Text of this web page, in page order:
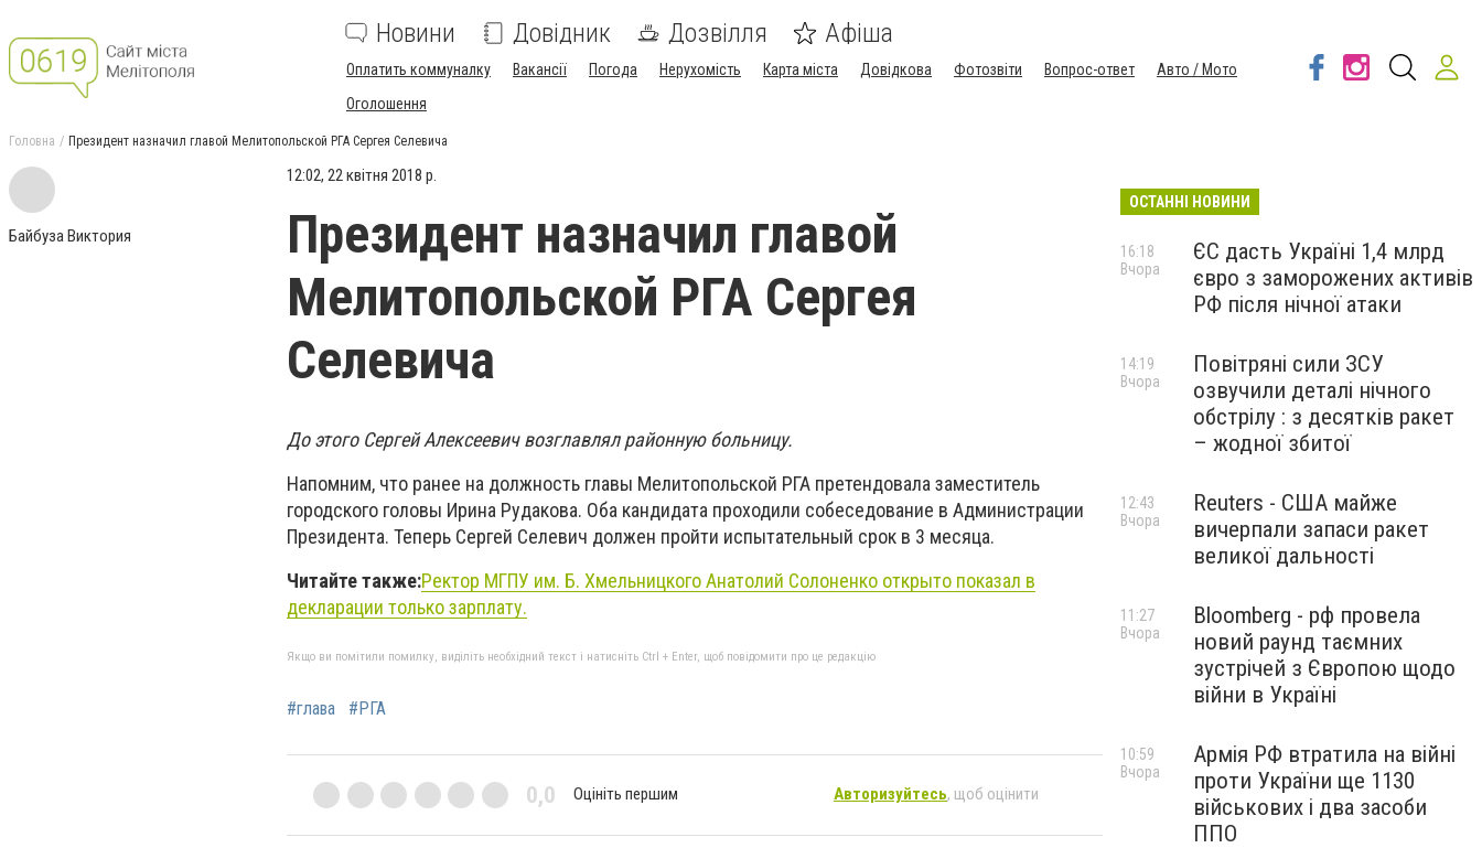
Новини Довідник Дозвілля Афіша
Оплатить коммуналку Вакансії Погода Нерухомість Карта міста Довідкова Фотозвіти Вопрос-ответ
Авто / Мото
Оголошення
Головна Президент назначил главой Мелитопольской РГА Сергея Селевича
Байбуза Виктория
12:02, 22 квітня 2018 р.
Президент назначил главой
Мелитопольской РГА Сергея
Селевича
До этого Сергей Алексеевич возглавлял районную больницу.
Напомним, что ранее на должность главы Мелитопольской РГА претендовала заместитель
городского головы Ирина Рудакова. Оба кандидата проходили собеседование в Администрации
Президента. Теперь Сергей Селевич должен пройти испытательный срок в 3 месяца.
Читайте также:Ректор МГПУ им. Б. Хмельницкого Анатолий Солоненко открыто показал в
декларации только зарплату.
Якщо ви помітили помилку, виділіть необхідний текст і натисніть Ctrl + Enter, щоб повідомити про це редакцію
#глава #РГА
0,0 Оцініть першим Авторизуйтесь, щоб оцінити
ОСТАННІ НОВИНИ
ЄС дасть Україні 1,4 млрд
євро з заморожених активів
РФ після нічної атаки
16:18
Вчора
Повітряні сили ЗСУ
озвучили деталі нічного
обстрілу : з десятків ракет
– жодної збитої
14:19
Вчора
Reuters - США майже
вичерпали запаси ракет
великої дальності
12:43
Вчора
Bloomberg - рф провела
новий раунд таємних
зустрічей з Європою щодо
війни в Україні
11:27
Вчора
Армія РФ втратила на війні
проти України ще 1130
військових і два засоби
ППО
10:59
Вчора